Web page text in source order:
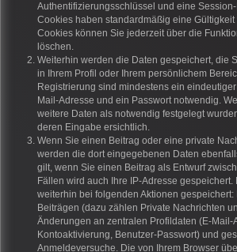
Authentifizierungsschlüssel und eine
Cookies haben standardmäßig eine Gültigkeit
Cookies können Sie jederzeit über die
löschen.
Weiterhin werden die Daten gespeichert, die
in Ihrem Profil oder Ihrem persönlichem
Registrierung sind mindestens ein
Mail-Adresse und ein Passwort notwendig.
weitere Daten als notwendig festgelegt
deren Eingabe ersichtlich.
Wenn Sie einen Beitrag oder eine private
werden die dort eingegebenen Daten
gilt, wenn Sie einen Beitrag als Entwurf
Fällen wird auch Ihre IP-Adresse gespeichert.
weiterhin bei folgenden Aktionen
Beiträgen (dazu zählen Private Nachrichten
Änderungen an zentralen Profildaten (E-Mail-
Kontoaktivierung, Benutzer-Passwort) und
Anmeldeversuche. Die von Ihrem Browser